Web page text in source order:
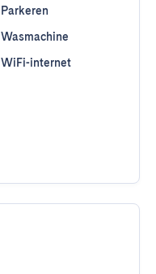
Parkeren
Wasmachine
WiFi-internet